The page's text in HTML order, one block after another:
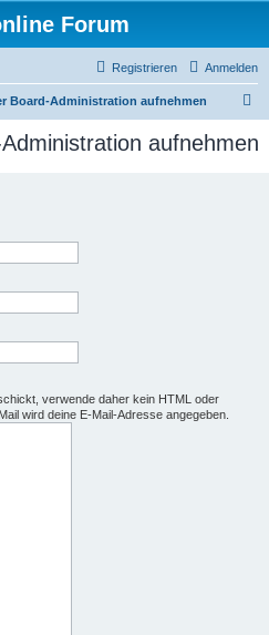
Forum
Anmelden
Registrieren
Board-Administration aufnehmen
c
aufnehmen
verwende daher kein HTML oder
wird deine E-Mail-Adresse angegeben.